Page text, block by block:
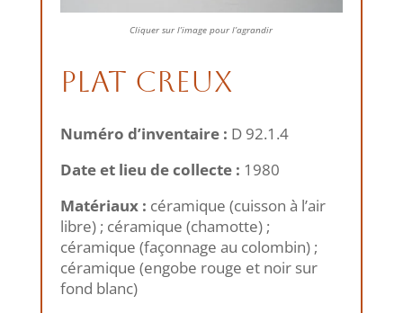
Cliquer sur l’image pour l’agrandir
Plat creux
Numéro d’inventaire : D 92.1.4
Date et lieu de collecte : 1980
Matériaux : céramique (cuisson à l’air
libre) ; céramique (chamotte) ;
céramique (façonnage au colombin) ;
céramique (engobe rouge et noir sur
fond blanc)